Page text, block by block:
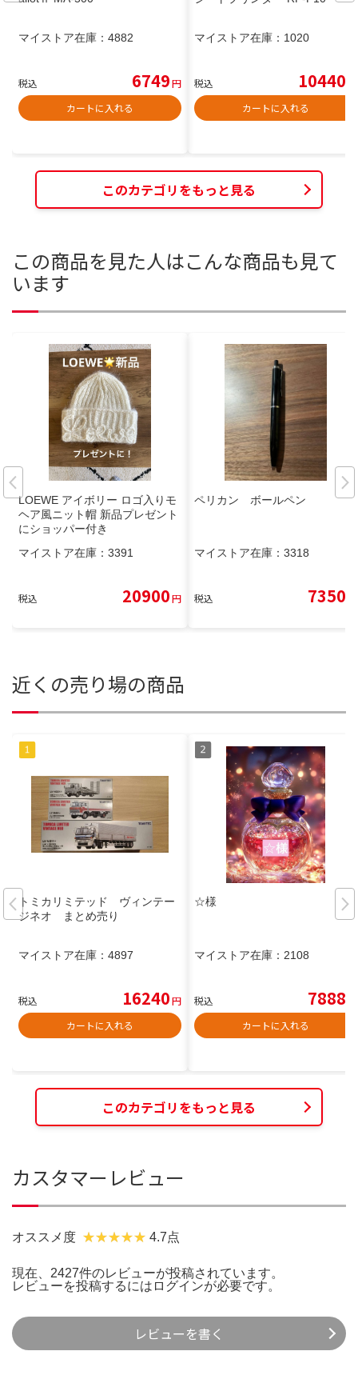
マイストア在庫： 4882
税込 6749円
カートに入れる
マイストア在庫： 1020
税込 10440
カートに入れる
このカテゴリをもっと見る
この商品を見た人はこんな商品も見て
います
LOEWE アイボリー ロゴ入りモ
ヘア風ニット帽 新品プレゼント
にショッパー付き
マイストア在庫： 3391
税込 20900円
ペリカン ボールペン
マイストア在庫： 3318
税込 7350
近くの売り場の商品
トミカリミテッド ヴィンテー
ジネオ まとめ売り
マイストア在庫： 4897
税込 16240円
カートに入れる
☆様
マイストア在庫： 2108
税込 7888
カートに入れる
このカテゴリをもっと見る
カスタマーレビュー
オススメ度 4.7点
現在、2427件のレビューが投稿されています。
レビューを投稿するには ログインが必要です。
レビューを書く